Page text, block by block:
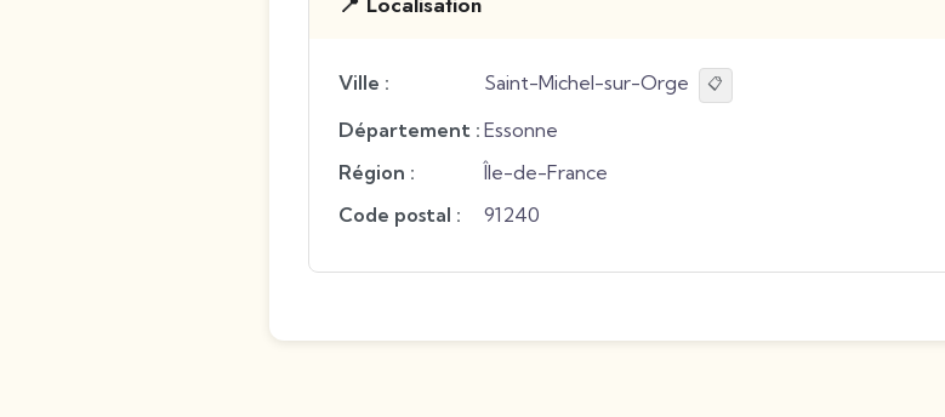
Ville : Saint-Michel-sur-Orge 📋
Département : Essonne
Région :
Île-de-France
Code postal :
91240